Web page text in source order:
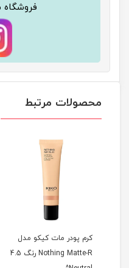
فروشگاه
محصولات مرتبط
کرم پودر مات کیکو مدل
Nothing Matte-R رنگ 4.5